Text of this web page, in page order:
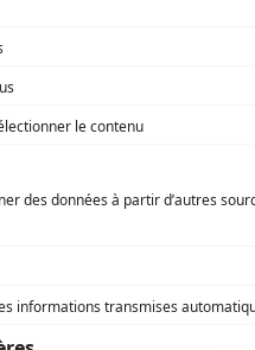
avec le Conseil des